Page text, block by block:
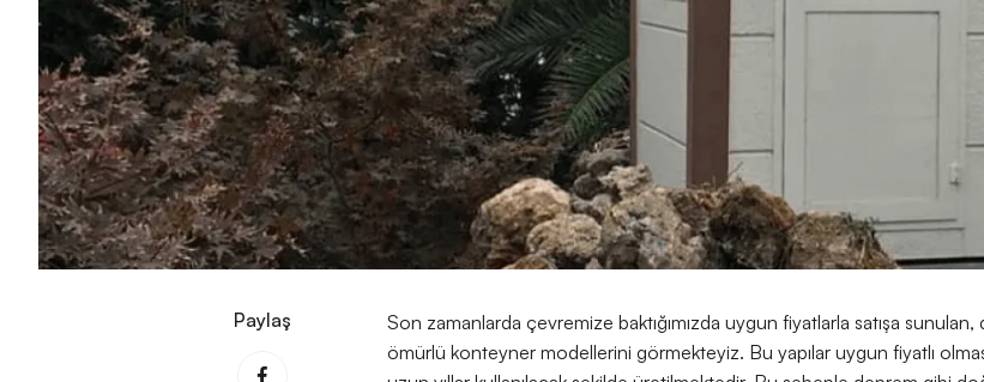
Paylaş
Son zamanlarda çevremize baktığımızda uygun fiyatlarla satışa sunulan,
ömürlü konteyner modellerini görmekteyiz. Bu yapılar uygun fiyatlı